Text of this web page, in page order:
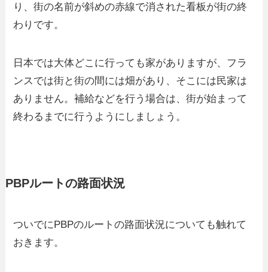
り、街の名前が斜めの赤線で消された看板が街の終
わりです。
日本では大体どこに行っても家がありますが、フラ
ンスでは街と街の間には畑があり、そこには民家は
ありません。補給などを行う場合は、街が始まって
終わるまでに行うようにしましょう。
PBPルートの路面状況
ついでにPBPのルートの路面状況についても触れて
おきます。